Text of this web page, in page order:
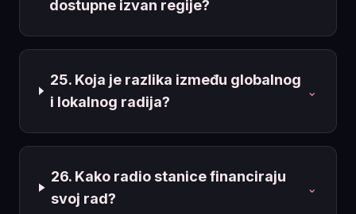
dostupne izvan regije?
25. Koja je razlika između globalnog
i lokalnog radija?
⌄
26. Kako radio stanice financiraju
svoj rad?
⌄